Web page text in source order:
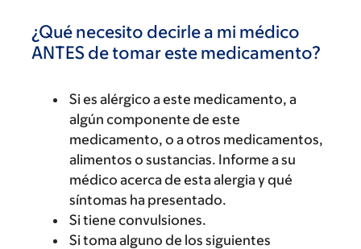
¿Qué necesito decirle a mi médico
ANTES de tomar este medicamento?
Si es alérgico a este medicamento, a
algún componente de este
medicamento, o a otros medicamentos,
alimentos o sustancias. Informe a su
médico acerca de esta alergia y qué
síntomas ha presentado.
Si tiene convulsiones.
Si toma alguno de los siguientes